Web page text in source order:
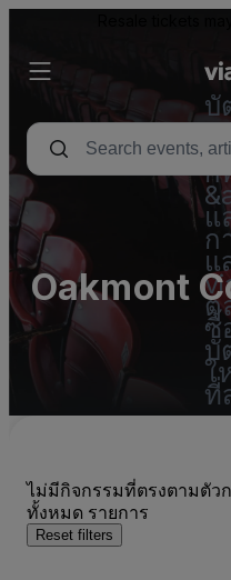
บั
ค
บั
กี
แ
ก
แ
ต
ซื้
บั
ใ
ที่
Oakmont
Parking
ไม่มีกิจกรรมที่ตรงตามตัว
ทั้งหมด รายการ
Reset filters